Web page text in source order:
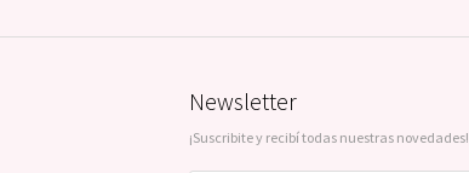
Newsletter
¡Suscribite y recibí todas nuestras novedades!